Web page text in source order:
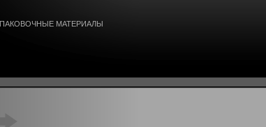
МАТЕРИАЛЫ